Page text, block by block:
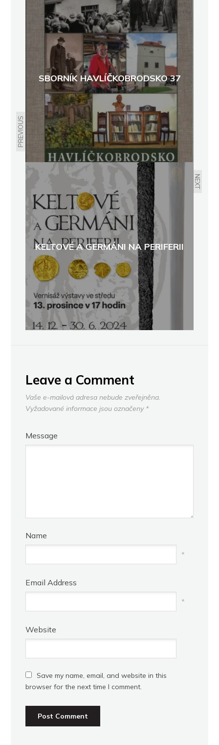
PREVIOUS
SBORNÍK HAVLÍČKOBRODSKO 37
NEXT
KELTOVÉ A GERMÁNI NA PERIFERII
Leave a Comment
Vaše e-mailová adresa nebude zveřejněna.
Vyžadované informace jsou označeny *
Message
Name
*
Email Address
*
Website
Save my name, email, and website in this
browser for the next time I comment.